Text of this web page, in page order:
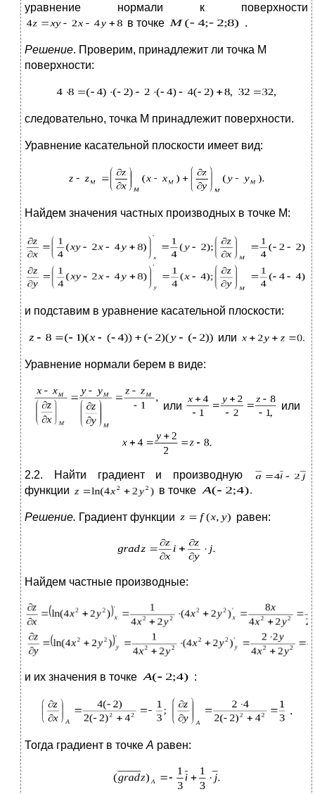
уравнение нормали к поверхности
в точке
.
Решение. Проверим, принадлежит ли точка М
поверхности:
следовательно, точка М принадлежит поверхности.
Уравнение касательной плоскости имеет вид:
Найдем значения частных производных в точке М:
и подставим в уравнение касательной плоскости:
или
Уравнение нормали берем в виде:
или или
2.2. Найти градиент и производную
функции
в точке
Решение. Градиент функции равен:
Найдем частные производные:
и их значения в точке :
.
Тогда градиент в точке А равен: